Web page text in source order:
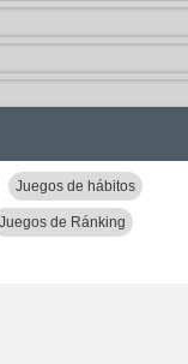
Juegos de hábitos
Juegos de Ránking